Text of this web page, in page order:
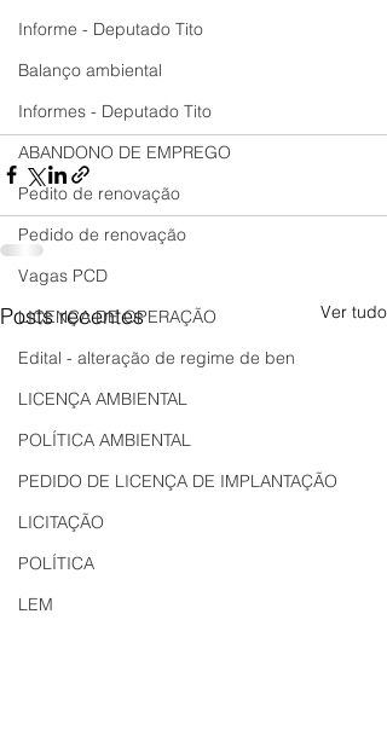
Informe - Deputado Tito
Balanço ambiental
Informes - Deputado Tito
ABANDONO DE EMPREGO
Pedito de renovação
Pedido de renovação
Vagas PCD
LICENÇA DE OPERAÇÃO
Edital - alteração de regime de ben
LICENÇA AMBIENTAL
POLÍTICA AMBIENTAL
PEDIDO DE LICENÇA DE IMPLANTAÇÃO
LICITAÇÃO
POLÍTICA
LEM
Posts recentes Ver tudo